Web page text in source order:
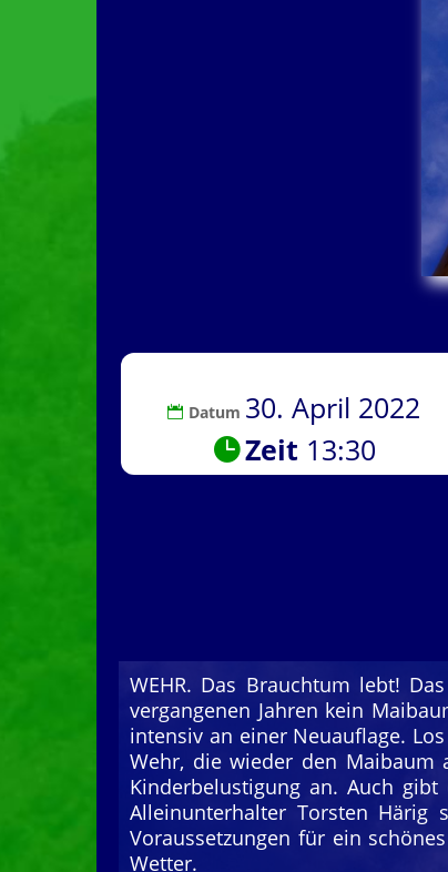
Datum 30. April 2022
Zeit 13:30
WEHR. Das Brauchtum lebt!
vergangenen Jahren kein
intensiv an einer Neuauflage.
Wehr, die wieder den Maibaum
Kinderbelustigung an. Auch
Alleinunterhalter Torsten Härig
Voraussetzungen für ein
Wetter.